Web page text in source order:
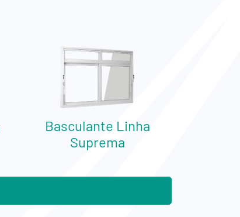
Basculante Linha
Suprema